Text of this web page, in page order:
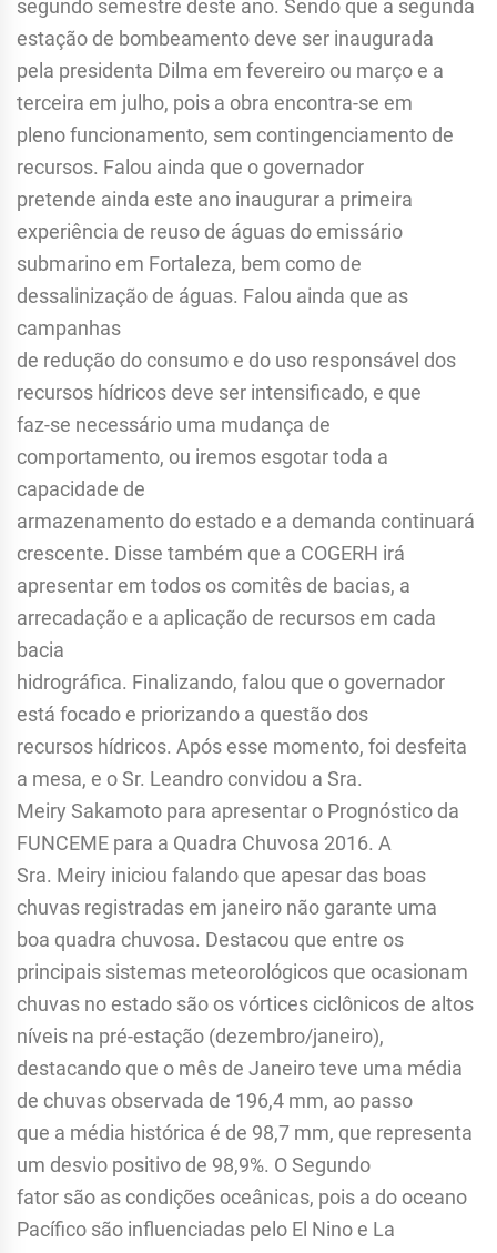
segundo semestre deste ano. Sendo que a segunda
estação de bombeamento deve ser inaugurada
pela presidenta Dilma em fevereiro ou março e a
terceira em julho, pois a obra encontra-se em
pleno funcionamento, sem contingenciamento de
recursos. Falou ainda que o governador
pretende ainda este ano inaugurar a primeira
experiência de reuso de águas do emissário
submarino em Fortaleza, bem como de
dessalinização de águas. Falou ainda que as
campanhas
de redução do consumo e do uso responsável dos
recursos hídricos deve ser intensificado, e que
faz-se necessário uma mudança de
comportamento, ou iremos esgotar toda a
capacidade de
armazenamento do estado e a demanda continuará
crescente. Disse também que a COGERH irá
apresentar em todos os comitês de bacias, a
arrecadação e a aplicação de recursos em cada
bacia
hidrográfica. Finalizando, falou que o governador
está focado e priorizando a questão dos
recursos hídricos. Após esse momento, foi desfeita
a mesa, e o Sr. Leandro convidou a Sra.
Meiry Sakamoto para apresentar o Prognóstico da
FUNCEME para a Quadra Chuvosa 2016. A
Sra. Meiry iniciou falando que apesar das boas
chuvas registradas em janeiro não garante uma
boa quadra chuvosa. Destacou que entre os
principais sistemas meteorológicos que ocasionam
chuvas no estado são os vórtices ciclônicos de altos
níveis na pré-estação (dezembro/janeiro),
destacando que o mês de Janeiro teve uma média
de chuvas observada de 196,4 mm, ao passo
que a média histórica é de 98,7 mm, que representa
um desvio positivo de 98,9%. O Segundo
fator são as condições oceânicas, pois a do oceano
Pacífico são influenciadas pelo El Nino e La